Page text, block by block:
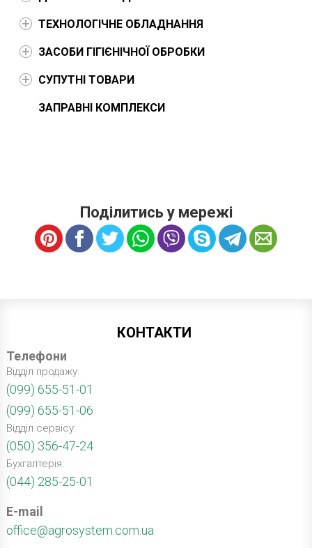
ТЕХНОЛОГІЧНЕ ОБЛАДНАННЯ
ЗАСОБИ ГІГІЄНІЧНОЇ ОБРОБКИ
СУПУТНІ ТОВАРИ
ЗАПРАВНІ КОМПЛЕКСИ
Поділитись у мережі
КОНТАКТИ
Телефони
Відділ продажу:
(099) 655-51-01
(099) 655-51-06
Відділ сервісу:
(050) 356-47-24
Бухгалтерія:
(044) 285-25-01
E-mail
office@agrosystem.com.ua